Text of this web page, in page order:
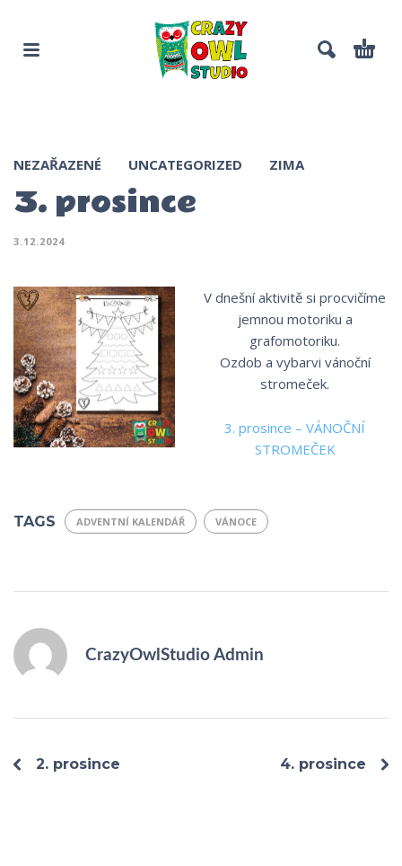
NEZAŘAZENÉ UNCATEGORIZED ZIMA
3. prosince
3.12.2024
V dnešní aktivitě si procvičíme
jemnou motoriku a
grafomotoriku.
Ozdob a vybarvi vánoční
stromeček.
3. prosince – VÁNOČNÍ
STROMEČEK
TAGS ADVENTNÍ KALENDÁŘ VÁNOCE
CrazyOwlStudio Admin
2. prosince 4. prosince